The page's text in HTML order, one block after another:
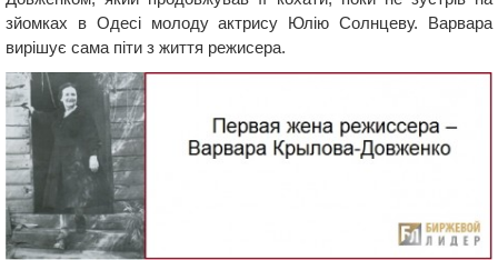
зйомках в Одесі молоду актрису Юлію Солнцеву. Варвара
вирішує сама піти з життя режисера.